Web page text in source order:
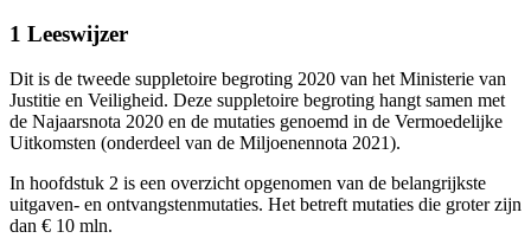
1 Leeswijzer
Dit is de tweede suppletoire begroting 2020 van het Ministerie van
Justitie en Veiligheid. Deze suppletoire begroting hangt samen met
de Najaarsnota 2020 en de mutaties genoemd in de Vermoedelijke
Uitkomsten (onderdeel van de Miljoenennota 2021).
In hoofdstuk 2 is een overzicht opgenomen van de belangrijkste
uitgaven- en ontvangstenmutaties. Het betreft mutaties die groter zijn
dan € 10 mln.